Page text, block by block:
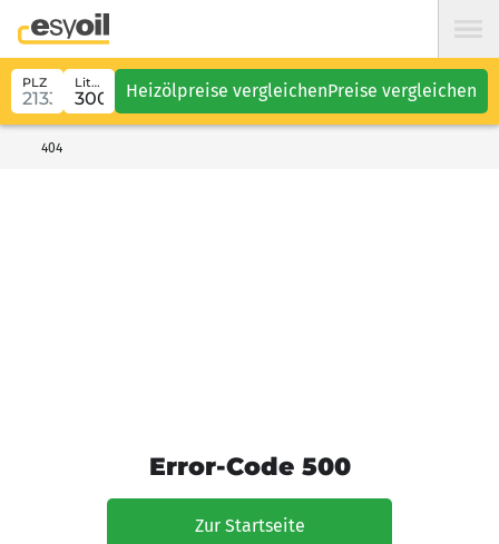
PLZ Liter Heizölpreise vergleichenPreise vergleichen
404
Error-Code 500
Zur Startseite